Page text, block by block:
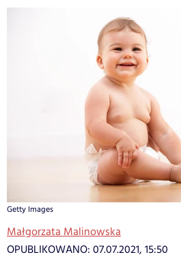
Getty Images
Małgorzata Malinowska
OPUBLIKOWANO: 07.07.2021, 15:50